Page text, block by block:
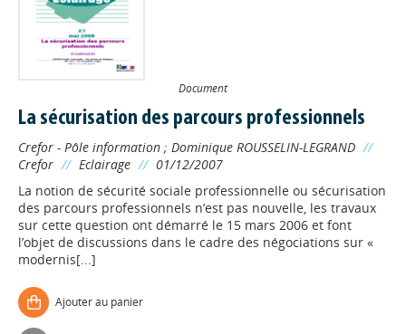
Document
La sécurisation des parcours professionnels
Crefor - Pôle information ; Dominique ROUSSELIN-LEGRAND //
Crefor // Eclairage // 01/12/2007
La notion de sécurité sociale professionnelle ou sécurisation
des parcours professionnels n’est pas nouvelle, les travaux
sur cette question ont démarré le 15 mars 2006 et font
l’objet de discussions dans le cadre des négociations sur «
modernis[...]
Ajouter au panier